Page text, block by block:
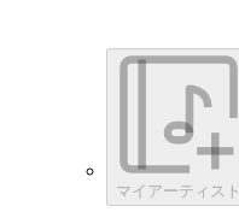
マイアーティスト